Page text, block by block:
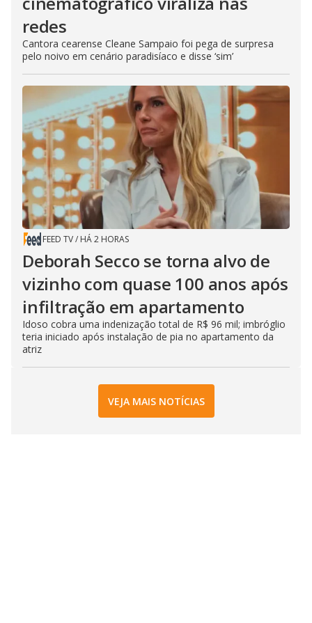
redes
Cantora cearense Cleane Sampaio foi pega de surpresa
pelo noivo em cenário paradisíaco e disse ‘sim’
FEED TV/ HÁ 2 HORAS
Deborah Secco se torna alvo de
vizinho com quase 100 anos após
infiltração em apartamento
Idoso cobra uma indenização total de R$ 96 mil; imbróglio
teria iniciado após instalação de pia no apartamento da
atriz
VEJA MAIS NOTÍCIAS